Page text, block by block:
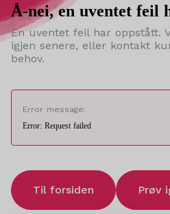
Å-nei, en uventet feil
En uventet feil har oppstått.
igjen senere, eller kontakt
behov.
Error message:
Error: Request failed
Til forsiden Prøv